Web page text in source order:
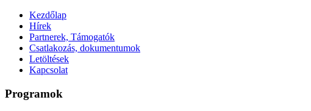
Kezdőlap
Hírek
Partnerek, Támogatók
Csatlakozás, dokumentumok
Letöltések
Kapcsolat
Programok